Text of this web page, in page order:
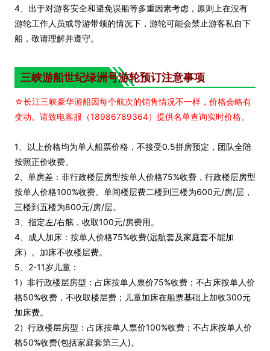
4、出于对游客安全和避免误船等多重因素考虑，原则上在没有
游轮工作人员或导游带领的情况下，游轮可能会禁止游客私自下
船，敬请理解并遵守。
三峡游船世纪绿洲号游轮预订注意事项
☆长江三峡豪华游船因每个航次的销售情况不一样，价格会略有
变动。请致电客服（18986789364）提供名单查询实时价格。
1、以上价格均为单人船票价格，不接受0.5拼房预定，团队全陪
按照正价收费。
2、单房差：非行政楼层房型按单人价格75%收费，行政楼层房型
按单人价格100%收费。单间楼层费二楼到三楼为600元/房/层，
三楼到五楼为800元/房/层。
3、指定左/右舷，收取100元/房费用。
4、成人加床：按单人价格75%收费(远航套及家庭套不能加
床）。加床不收楼层费。
5、2-11岁儿童：
1）非行政楼层房型：占床按单人票价75%收费；不占床按单人价
格50%收费，不收取楼层费；儿童加床在船票基础上加收300元
加床费。
2）行政楼层房型：占床按单人票价100%收费；不占床按单人价
格50%收费(包括家庭套第三人)。